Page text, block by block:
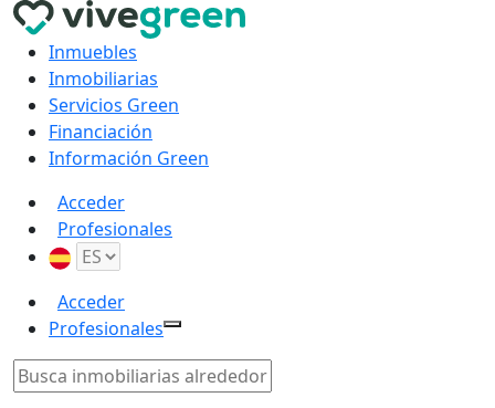
Inmuebles
Inmobiliarias
Servicios Green
Financiación
Información Green
Acceder
Profesionales
Acceder
Profesionales